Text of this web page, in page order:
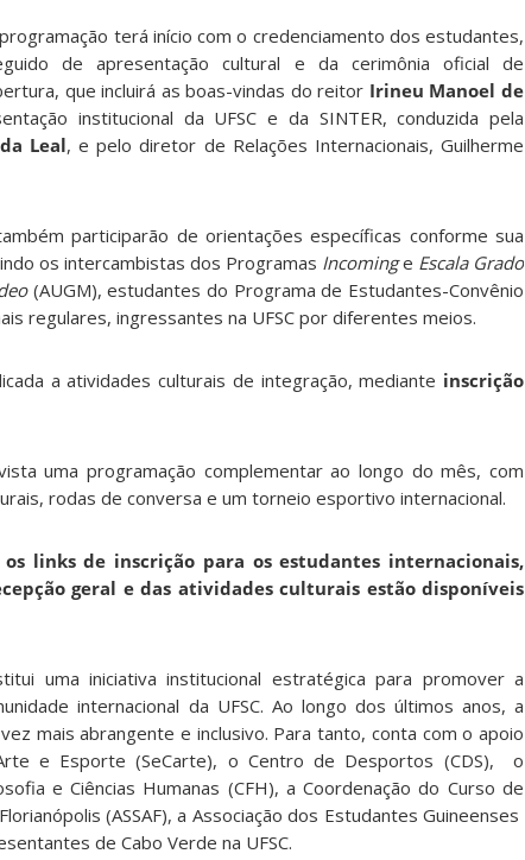
terá início com o credenciamento dos estudantes,
de apresentação cultural e da cerimônia oficial de
que incluirá as boas-vindas do reitor Irineu Manoel de
institucional da UFSC e da SINTER, conduzida pela
Leal, e pelo diretor de Relações Internacionais, Guilherme
participarão de orientações específicas conforme sua
os intercambistas dos Programas Incominge Escala Grado
(AUGM), estudantes do Programa de Estudantes-Convênio
regulares, ingressantes na UFSC por diferentes meios.
a atividades culturais de integração, mediante inscrição
uma programação complementar ao longo do mês, com
rodas de conversa e um torneio esportivo internacional.
links de inscrição para os estudantes internacionais,
geral e das atividades culturais estão disponíveis
uma iniciativa institucional estratégica para promover a
internacional da UFSC. Ao longo dos últimos anos, a
mais abrangente e inclusivo. Para tanto, conta com o apoio
e Esporte (SeCarte), o Centro de Desportos (CDS), o
e Ciências Humanas (CFH), a Coordenação do Curso de
(ASSAF), a Associação dos Estudantes Guineenses
de Cabo Verde na UFSC.